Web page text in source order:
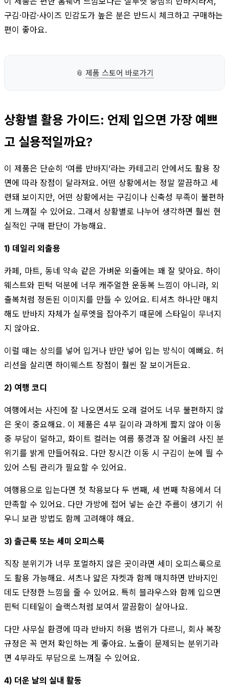
구김·마감·사이즈 민감도가 높은 분은 반드시 체크하고 구매하는
편이 좋아요.
📎 제품 스토어 바로가기
상황별 활용 가이드: 언제 입으면 가장 예쁘
고 실용적일까요?
이 제품은 단순히 ‘여름 반바지’라는 카테고리 안에서도 활용 장
면에 따라 장점이 달라져요. 어떤 상황에서는 정말 깔끔하고 세
련돼 보이지만, 어떤 상황에서는 구김이나 신축성 부족이 불편하
게 느껴질 수 있어요. 그래서 상황별로 나누어 생각하면 훨씬 현
실적인 구매 판단이 가능해요.
1) 데일리 외출용
카페, 마트, 동네 약속 같은 가벼운 외출에는 꽤 잘 맞아요. 하이
웨스트와 핀턱 덕분에 너무 캐주얼한 운동복 느낌이 아니라, 외
출복처럼 정돈된 이미지를 만들 수 있어요. 티셔츠 하나만 매치
해도 반바지 자체가 실루엣을 잡아주기 때문에 스타일이 무너지
지 않아요.
이럴 때는 상의를 넣어 입거나 반만 넣어 입는 방식이 예뻐요. 허
리선을 살리면 하이웨스트 장점이 훨씬 잘 보이거든요.
2) 여행 코디
여행에서는 사진에 잘 나오면서도 오래 걸어도 너무 불편하지 않
은 옷이 중요해요. 이 제품은 4부 길이라 과하게 짧지 않아 이동
중 부담이 덜하고, 화이트 컬러는 여름 풍경과 잘 어울려 사진 분
위기를 밝게 만들어줘요. 다만 장시간 이동 시 구김이 눈에 띌 수
있어 스팀 관리가 필요할 수 있어요.
여행용으로 입는다면 첫 착용보다 두 번째, 세 번째 착용에서 더
만족할 수 있어요. 다만 가방에 접어 넣는 순간 주름이 생기기 쉬
우니 보관 방법도 함께 고려해야 해요.
3) 출근룩 또는 세미 오피스룩
직장 분위기가 너무 포멀하지 않은 곳이라면 세미 오피스룩으로
도 활용 가능해요. 셔츠나 얇은 자켓과 함께 매치하면 반바지인
데도 단정한 느낌을 줄 수 있어요. 특히 블라우스와 함께 입으면
핀턱 디테일이 슬랙스처럼 보여서 깔끔함이 살아나요.
다만 사무실 환경에 따라 반바지 허용 범위가 다르니, 회사 복장
규정은 꼭 먼저 확인하는 게 좋아요. 노출이 문제되는 분위기라
면 4부라도 부담으로 느껴질 수 있어요.
4) 더운 날의 실내 활동